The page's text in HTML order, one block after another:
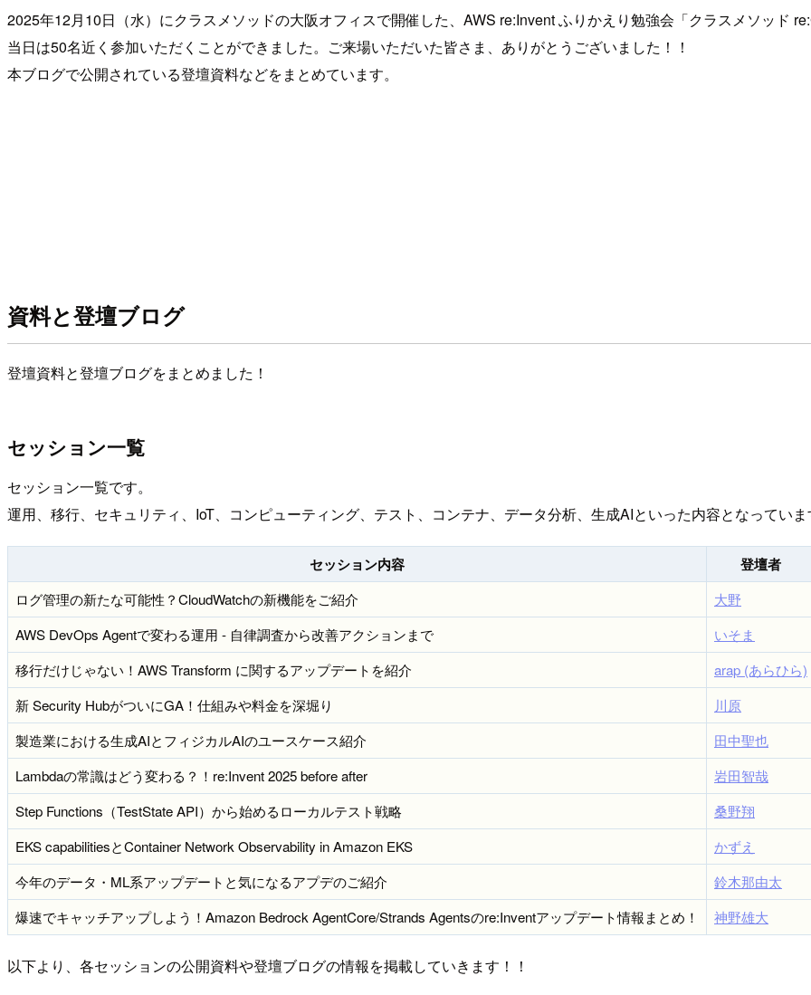
2025年12月10日（水）にクラスメソッドの大阪オフィスで開催した、AWS re:Invent ふりかえり勉強会「クラスメソッド
当日は50名近く参加いただくことができました。ご来場いただいた皆さま、ありがとうございました！！
本ブログで公開されている登壇資料などをまとめています。
資料と登壇ブログ
登壇資料と登壇ブログをまとめました！
セッション一覧
セッション一覧です。
運用、移行、セキュリティ、IoT、コンピューティング、テスト、コンテナ、データ分析、生成AIといった内容となってい
セッション内容 登壇者
ログ管理の新たな可能性？CloudWatchの新機能をご紹介
大野
AWS DevOps Agentで変わる運用 - 自律調査から改善アクションまで
いそま
移行だけじゃない！AWS Transform に関するアップデートを紹介
arap (あらひら)
新 Security HubがついにGA！仕組みや料金を深堀り
川原
製造業における生成AIとフィジカルAIのユースケース紹介
田中聖也
Lambdaの常識はどう変わる？！re:Invent 2025 before after
岩田智哉
Step Functions（TestState API）から始めるローカルテスト戦略
桑野翔
EKS capabilitiesとContainer Network Observability in Amazon EKS
かずえ
今年のデータ・ML系アップデートと気になるアプデのご紹介
鈴木那由太
爆速でキャッチアップしよう！Amazon Bedrock AgentCore/Strands Agentsのre:Inventアップデート情報まとめ！
神野雄大
以下より、各セッションの公開資料や登壇ブログの情報を掲載していきます！！